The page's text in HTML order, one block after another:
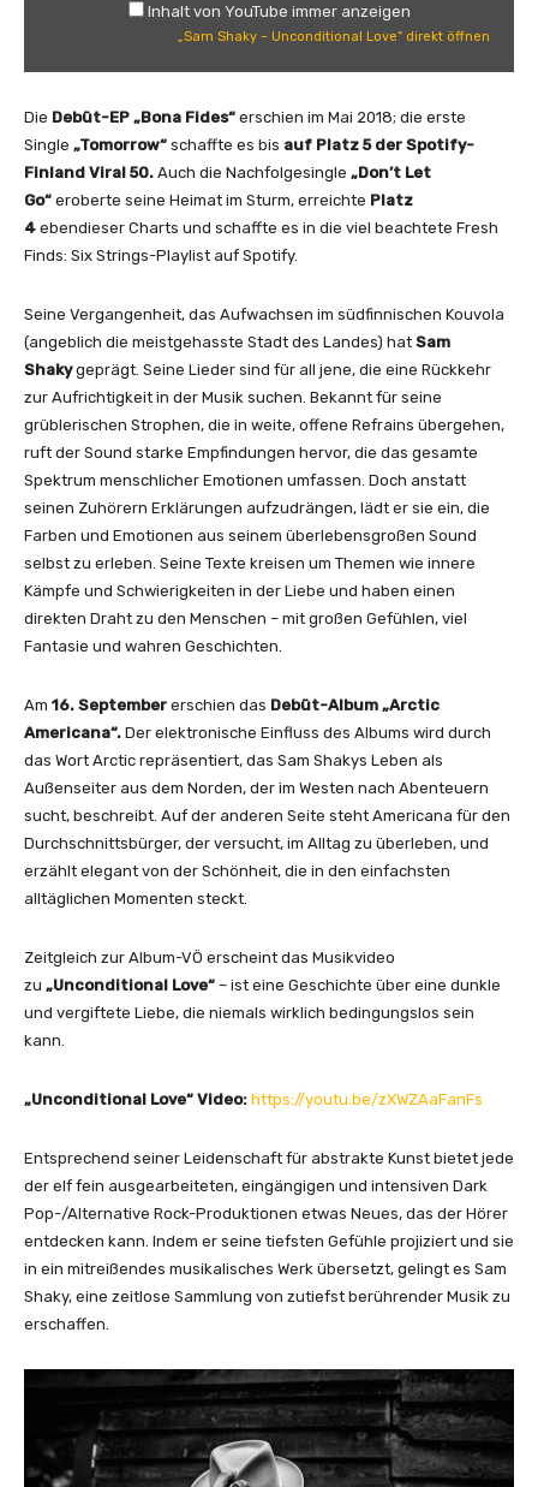
n
c
o
n
d
i
i
g
e
n
Inhalt von YouTube immer anzeigen
„Sam Shaky – Unconditional Love“ direkt öffnen
Die Debüt-EP „Bona Fides“ erschien im Mai 2018; die erste
Single „Tomorrow“ schaffte es bis auf Platz 5 der Spotify-
Finland Viral 50. Auch die Nachfolgesingle „Don’t Let
Go“ eroberte seine Heimat im Sturm, erreichte Platz
4 ebendieser Charts und schaffte es in die viel beachtete Fresh
Finds: Six Strings-Playlist auf Spotify.
Seine Vergangenheit, das Aufwachsen im südfinnischen Kouvola
(angeblich die meistgehasste Stadt des Landes) hat Sam
Shakygeprägt. Seine Lieder sind für all jene, die eine Rückkehr
zur Aufrichtigkeit in der Musik suchen. Bekannt für seine
grüblerischen Strophen, die in weite, offene Refrains übergehen,
ruft der Sound starke Empfindungen hervor, die das gesamte
Spektrum menschlicher Emotionen umfassen. Doch anstatt
seinen Zuhörern Erklärungen aufzudrängen, lädt er sie ein, die
Farben und Emotionen aus seinem überlebensgroßen Sound
selbst zu erleben. Seine Texte kreisen um Themen wie innere
Kämpfe und Schwierigkeiten in der Liebe und haben einen
direkten Draht zu den Menschen – mit großen Gefühlen, viel
Fantasie und wahren Geschichten.
Am 16. September erschien das Debüt-Album „Arctic
Americana“. Der elektronische Einfluss des Albums wird durch
das Wort Arctic repräsentiert, das Sam Shakys Leben als
Außenseiter aus dem Norden, der im Westen nach Abenteuern
sucht, beschreibt. Auf der anderen Seite steht Americana für den
Durchschnittsbürger, der versucht, im Alltag zu überleben, und
erzählt elegant von der Schönheit, die in den einfachsten
alltäglichen Momenten steckt.
Zeitgleich zur Album-VÖ erscheint das Musikvideo
zu „Unconditional Love“ – ist eine Geschichte über eine dunkle
und vergiftete Liebe, die niemals wirklich bedingungslos sein
kann.
„Unconditional Love“ Video: https://youtu.be/zXWZAaFanFs
Entsprechend seiner Leidenschaft für abstrakte Kunst bietet jede
der elf fein ausgearbeiteten, eingängigen und intensiven Dark
Pop-/Alternative Rock-Produktionen etwas Neues, das der Hörer
entdecken kann. Indem er seine tiefsten Gefühle projiziert und sie
in ein mitreißendes musikalisches Werk übersetzt, gelingt es Sam
Shaky, eine zeitlose Sammlung von zutiefst berührender Musik zu
erschaffen.